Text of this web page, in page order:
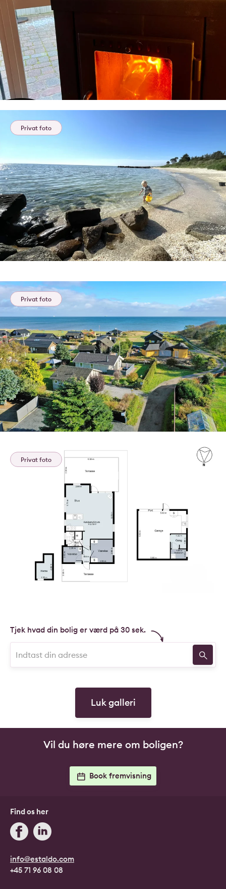
Privat foto
Privat foto
Privat foto
Tjek hvad din bolig er værd på 30 sek.
Luk galleri
Vil du høre mere om boligen?
Book fremvisning
info@estaldo.com
+45 71 96 08 08
Find os her